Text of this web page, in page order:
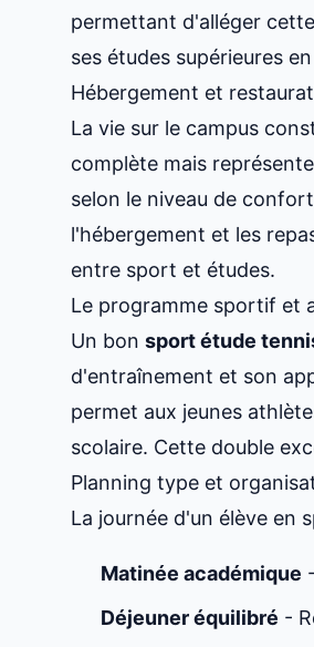
permettant d'alléger
ses études supérieures
Hébergement et
La vie sur le campus
complète mais
selon le niveau de
l'hébergement et les
entre sport et études.
Le programme sportif et
Un bon sport étude
d'entraînement et son
permet aux jeunes
scolaire. Cette double
Planning type et
La journée d'un élève en
Matinée académique
Déjeuner équilibré -